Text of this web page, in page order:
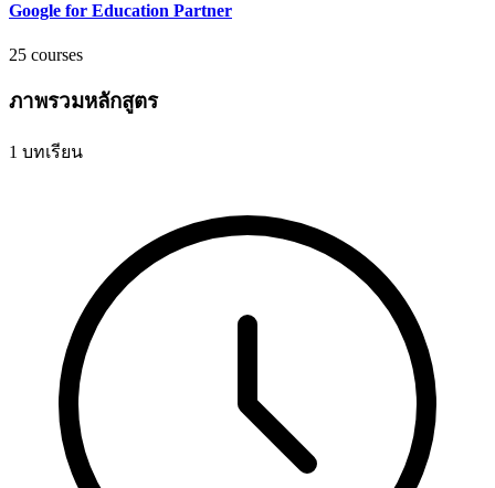
Google for Education Partner
25 courses
ภาพรวมหลักสูตร
1 บทเรียน